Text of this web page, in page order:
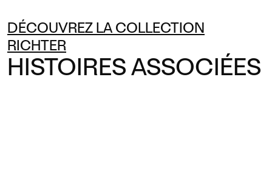
DÉCOUVREZ LA COLLECTION
RICHTER
HISTOIRES ASSOCIÉES